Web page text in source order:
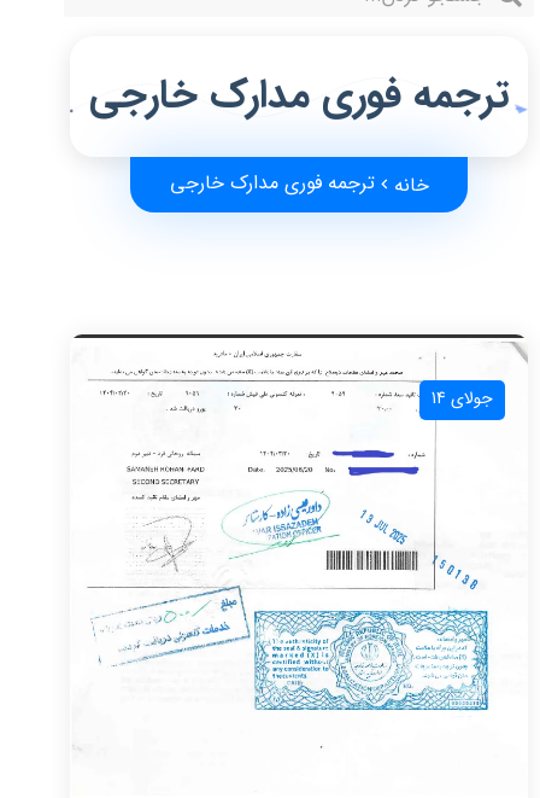
ترجمه فوری مدارک خارجی
خانه ترجمه فوری مدارک خارجی
جولای 14